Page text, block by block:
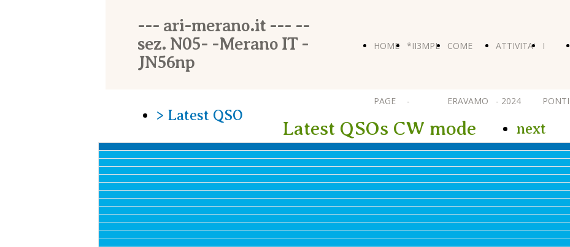
--- ari-merano.it --- --
sez. N05- -Merano IT -
JN56np
HOME
PAGE
*II3MPL
-
HOME*
COME
ERAVAMO
ATTIVITA'
- 2024
FIELD-
DAY
I
PONTI
RADIO
R5 E
> Latest QSO
next
Latest QSOs CW mode